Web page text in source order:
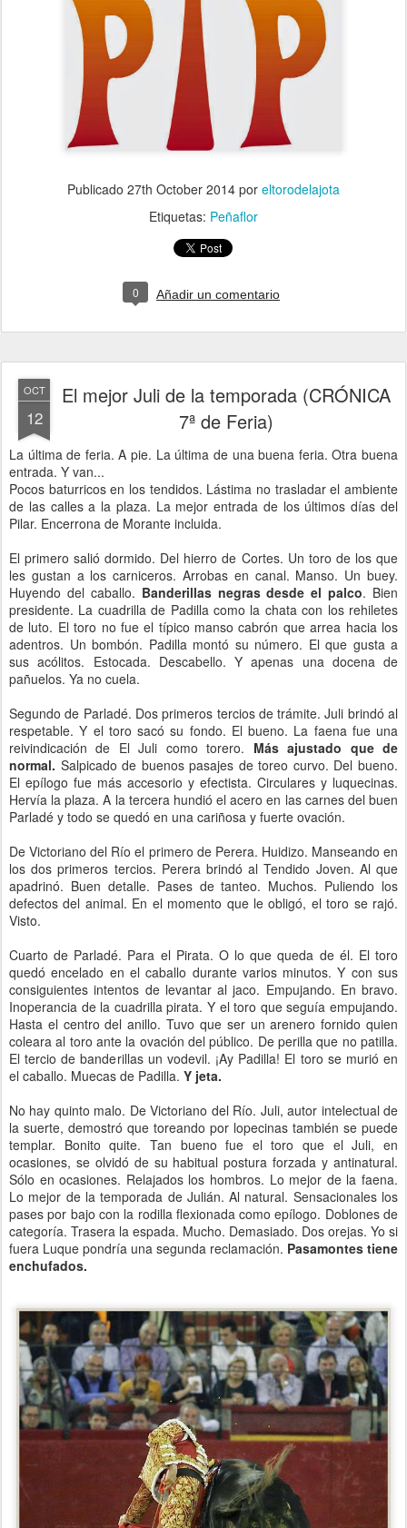
Publicado 27th October 2014 por eltorodelajota
Etiquetas: Peñaflor
0 Añadir un comentario
OCT
12
El mejor Juli de la temporada (CRÓNICA
7ª de Feria)
La última de feria. A pie. La última de una buena feria. Otra buena
entrada. Y van...
Pocos baturricos en los tendidos. Lástima no trasladar el ambiente
de las calles a la plaza. La mejor entrada de los últimos días del
Pilar. Encerrona de Morante incluida.
El primero salió dormido. Del hierro de Cortes. Un toro de los que
les gustan a los carniceros. Arrobas en canal. Manso. Un buey.
Huyendo del caballo. Banderillas negras desde el palco. Bien
presidente. La cuadrilla de Padilla como la chata con los rehiletes
de luto. El toro no fue el típico manso cabrón que arrea hacia los
adentros. Un bombón. Padilla montó su número. El que gusta a
sus acólitos. Estocada. Descabello. Y apenas una docena de
pañuelos. Ya no cuela.
Segundo de Parladé. Dos primeros tercios de trámite. Juli brindó al
respetable. Y el toro sacó su fondo. El bueno. La faena fue una
reivindicación de El Juli como torero. Más ajustado que de
normal. Salpicado de buenos pasajes de toreo curvo. Del bueno.
El epílogo fue más accesorio y efectista. Circulares y luquecinas.
Hervía la plaza. A la tercera hundió el acero en las carnes del buen
Parladé y todo se quedó en una cariñosa y fuerte ovación.
De Victoriano del Río el primero de Perera. Huidizo. Manseando en
los dos primeros tercios. Perera brindó al Tendido Joven. Al que
apadrinó. Buen detalle. Pases de tanteo. Muchos. Puliendo los
defectos del animal. En el momento que le obligó, el toro se rajó.
Visto.
Cuarto de Parladé. Para el Pirata. O lo que queda de él. El toro
quedó encelado en el caballo durante varios minutos. Y con sus
consiguientes intentos de levantar al jaco. Empujando. En bravo.
Inoperancia de la cuadrilla pirata. Y el toro que seguía empujando.
Hasta el centro del anillo. Tuvo que ser un arenero fornido quien
coleara al toro ante la ovación del público. De perilla que no patilla.
El tercio de banderillas un vodevil. ¡Ay Padilla! El toro se murió en
el caballo. Muecas de Padilla. Y jeta.
No hay quinto malo. De Victoriano del Río. Juli, autor intelectual de
la suerte, demostró que toreando por lopecinas también se puede
templar. Bonito quite. Tan bueno fue el toro que el Juli, en
ocasiones, se olvidó de su habitual postura forzada y antinatural.
Sólo en ocasiones. Relajados los hombros. Lo mejor de la faena.
Lo mejor de la temporada de Julián. Al natural. Sensacionales los
pases por bajo con la rodilla flexionada como epílogo. Doblones de
categoría. Trasera la espada. Mucho. Demasiado. Dos orejas. Yo si
fuera Luque pondría una segunda reclamación. Pasamontes tiene
enchufados.